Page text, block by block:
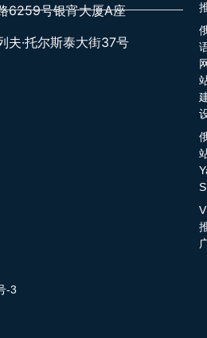
6259号银宵大厦A座
夫·托尔斯泰大街37号
-3